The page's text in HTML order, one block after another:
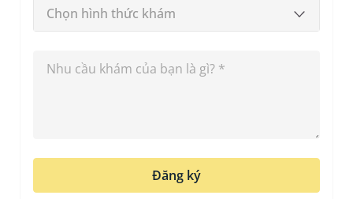
Chọn hình thức khám
Đăng ký